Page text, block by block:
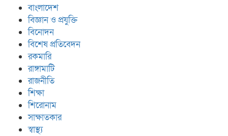
বাংলাদেশ
বিজ্ঞান ও প্রযুক্তি
বিনোদন
বিশেষ প্রতিবেদন
রকমারি
রাঙ্গামাটি
রাজনীতি
শিক্ষা
শিরোনাম
সাক্ষাতকার
স্বাস্থ্য